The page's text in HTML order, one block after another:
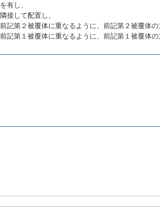
有し、
接して配置し、
記第２被覆体に重なるように、前記第２被覆体の
記第１被覆体に重なるように、前記第１被覆体